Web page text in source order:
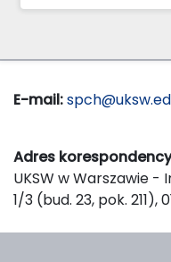
E-mail:
Adres
UKSW w Warszawie -
1/3 (bud. 23, pok. 211),